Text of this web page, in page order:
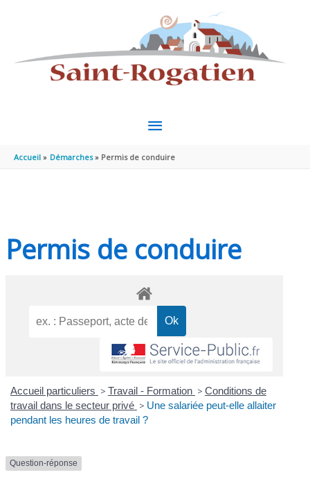
MENU
PRINCIPAL
Accueil Démarches Permis de conduire
Permis de conduire
Accueil particuliers > Travail - Formation > Conditions de
travail dans le secteur privé > Une salariée peut-elle allaiter
pendant les heures de travail ?
Question-réponse